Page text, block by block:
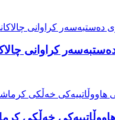
کراوانی
خەڵکی